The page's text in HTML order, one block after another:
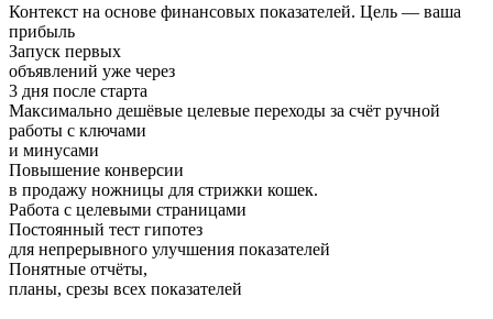
Контекст на основе финансовых показателей. Цель — ваша
прибыль
Запуск первых
объявлений уже через
3 дня после старта
Максимально дешёвые целевые переходы за счёт ручной
работы с ключами
и минусами
Повышение конверсии
в продажу ножницы для стрижки кошек.
Работа с целевыми страницами
Постоянный тест гипотез
для непрерывного улучшения показателей
Понятные отчёты,
планы, срезы всех показателей